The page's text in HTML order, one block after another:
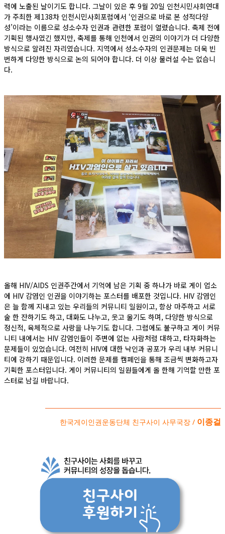
력에 노출된 날이기도 합니다. 그날이 있은 후 9월 20일 인천시민사회연대
가 주최한 제138차 인천시민사회포럼에서 ‘인권으로 바로 본 성적다양
성’이라는 이름으로 성소수자 인권과 관련한 포럼이 열렸습니다. 축제 전에
기획된 행사였긴 했지만, 축제를 통해 인천에서 인권의 이야기가 더 다양한
방식으로 알려진 자리였습니다. 지역에서 성소수자의 인권문제는 더욱 빈
번하게 다양한 방식으로 논의 되어야 합니다. 더 이상 물러설 수는 없습니
다.
올해 HIV/AIDS 인권주간에서 기억에 남은 기획 중 하나가 바로 게이 업소
에 HIV 감염인 인권을 이야기하는 포스터를 배포한 것입니다. HIV 감염인
은 늘 함께 지내고 있는 우리들의 커뮤니티 일원이고, 항상 마주하고 서로
술 한 잔하기도 하고, 대화도 나누고, 웃고 울기도 하며, 다양한 방식으로
정신적, 육체적으로 사랑을 나누기도 합니다. 그럼에도 불구하고 게이 커뮤
니티 내에서는 HIV 감염인들이 주변에 없는 사람처럼 대하고, 타자화하는
문제들이 있었습니다. 여전히 HIV에 대한 낙인과 공포가 우리 내부 커뮤니
티에 강하기 때문입니다. 이러한 문제를 캠페인을 통해 조금씩 변화하고자
기획한 포스터입니다. 게이 커뮤니티의 일원들에게 올 한해 기억할 만한 포
스터로 남길 바랍니다.
한국게이인권운동단체 친구사이 사무국장 / 이종걸